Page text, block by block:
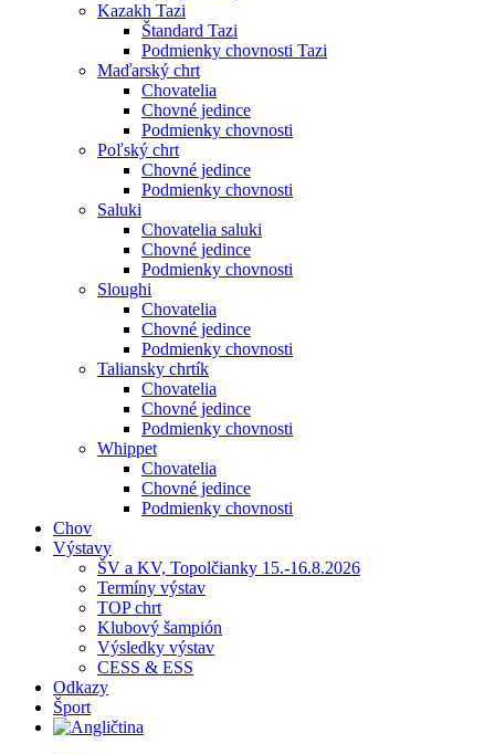
Kazakh Tazi
Štandard Tazi
Podmienky chovnosti Tazi
Maďarský chrt
Chovatelia
Chovné jedince
Podmienky chovnosti
Poľský chrt
Chovné jedince
Podmienky chovnosti
Saluki
Chovatelia saluki
Chovné jedince
Podmienky chovnosti
Sloughi
Chovatelia
Chovné jedince
Podmienky chovnosti
Taliansky chrtík
Chovatelia
Chovné jedince
Podmienky chovnosti
Whippet
Chovatelia
Chovné jedince
Podmienky chovnosti
Chov
Výstavy
ŠV a KV, Topolčianky 15.-16.8.2026
Termíny výstav
TOP chrt
Klubový šampión
Výsledky výstav
CESS & ESS
Odkazy
Šport